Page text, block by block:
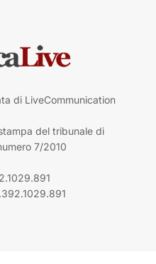
di LiveCommunication
del tribunale di
7/2010